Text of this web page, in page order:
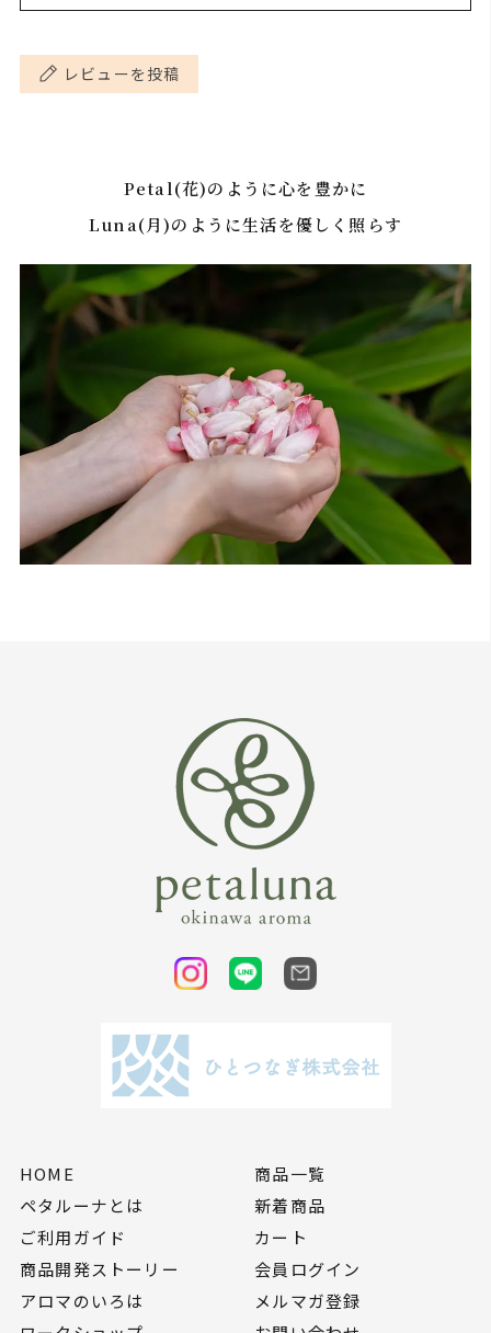
レビューを投稿
Petal(花)のように心を豊かに
Luna(月)のように生活を優しく照らす
HOME
ペタルーナとは
ご利用ガイド
商品開発ストーリー
アロマのいろは
商品一覧
新着商品
カート
会員ログイン
メルマガ登録